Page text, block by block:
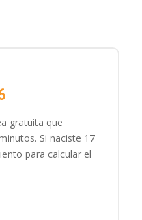
gratuita que
Si naciste 17
para calcular el